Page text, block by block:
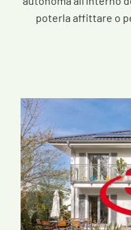
poterla affittare o